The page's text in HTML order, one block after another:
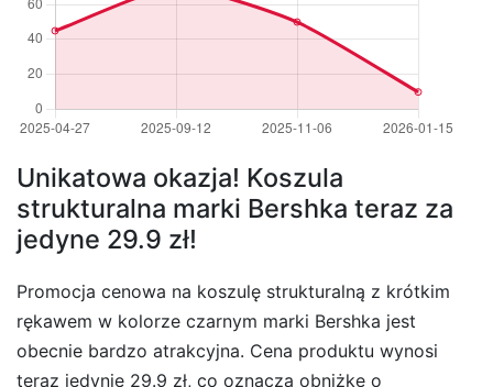
Unikatowa okazja! Koszula
strukturalna marki Bershka teraz za
jedyne 29.9 zł!
Promocja cenowa na koszulę strukturalną z krótkim
rękawem w kolorze czarnym marki Bershka jest
obecnie bardzo atrakcyjna. Cena produktu wynosi
teraz jedynie 29.9 zł, co oznacza obniżkę o